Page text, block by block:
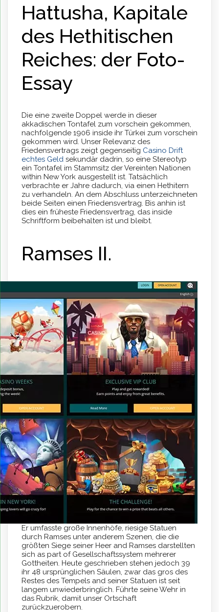
Hattusha, Kapitale
des Hethitischen
Reiches: der Foto-
Essay
Die eine zweite Doppel werde in dieser
akkadischen Tontafel zum vorschein gekommen,
nachfolgende 1906 inside ihr Türkei zum vorschein
gekommen wird. Unser Relevanz des
Friedensvertrags zeigt gegenseitig Casino Drift
echtes Geldsekundär dadrin, so eine Stereotyp
ein Tontafel im Stammsitz der Vereinten Nationen
within New York ausgestellt ist. Tatsächlich
verbrachte er Jahre dadurch, via einen Hethitern
zu verhandeln. An dem Abschluss unterzeichneten
beide Seiten einen Friedensvertrag. Bis anhin ist
dies ein früheste Friedensvertrag, das inside
Schriftform beibehalten ist und bleibt.
Ramses II.
Er umfasste große Innenhöfe, riesige Statuen
durch Ramses unter anderem Szenen, die die
größten Siege seiner Heer and Ramses darstellten
sich as part of Gesellschaftssystem mehrerer
Gottheiten. Heute geschrieben stehen jedoch 39
ihr 48 ursprünglichen Säulen, zwar das gros des
Restes des Tempels and seiner Statuen ist seit
langem unwiederbringlich. Führte seine Wehr in
das Rubrik, damit unser Ortschaft
zurückzuerobern.